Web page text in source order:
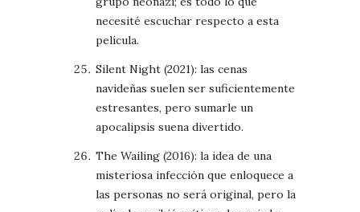
necesité escuchar respecto a esta
película.
Silent Night (2021): las cenas
navideñas suelen ser suficientemente
estresantes, pero sumarle un
apocalipsis suena divertido.
The Wailing (2016): la idea de una
misteriosa infección que enloquece a
las personas no será original, pero la